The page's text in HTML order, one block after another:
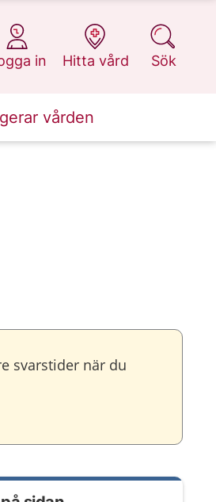
in
1177.se
Hitta vård
på 1177.se
Sök
på 1177.se
vården
svarstider när du